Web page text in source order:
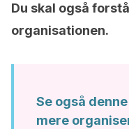
Du skal også
organisationen.
Se også
mere